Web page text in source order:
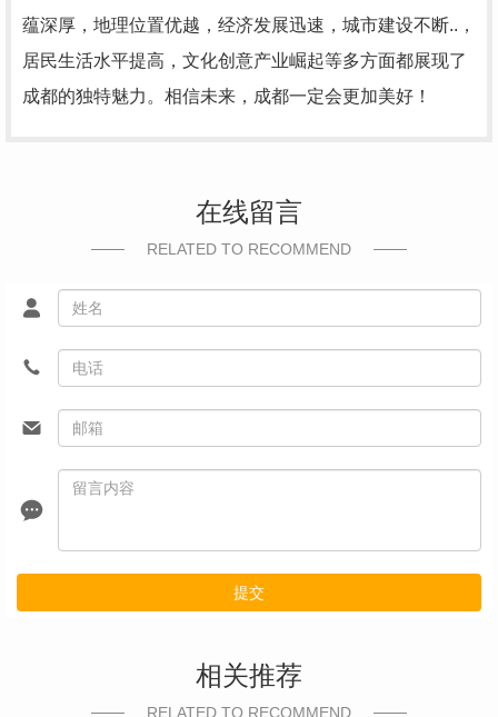
蕴深厚，地理位置优越，经济发展迅速，城市建设不断..，
居民生活水平提高，文化创意产业崛起等多方面都展现了
成都的独特魅力。相信未来，成都一定会更加美好！
在线留言
RELATED TO RECOMMEND
提交
相关推荐
RELATED TO RECOMMEND